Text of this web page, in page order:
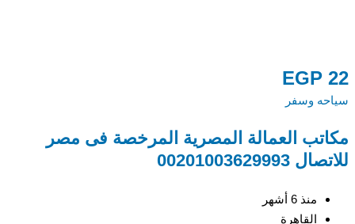
EGP 22
سياحه وسفر
مكاتب العمالة المصرية المرخصة فى مصر
للاتصال 00201003629993
منذ 6 أشهر
القاهرة